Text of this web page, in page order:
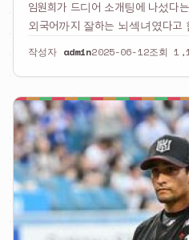
임원희가 드디어 소개팅에 나섰다
외국어까지 잘하는 뇌섹녀였다고
집중되고 있음일반적인…
작성자 admin2025-06-12조회